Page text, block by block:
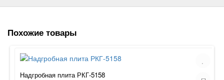
Похожие товары
Надгробная плита РКГ-5158